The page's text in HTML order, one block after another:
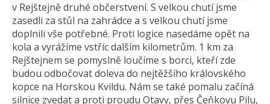
v Rejštejně druhé občerstvení. S velkou chutí jsme
zasedli za stůl na zahrádce a s velkou chutí jsme
doplnili vše potřebné. Proti logice nasedáme opět na
kola a vyrážíme vstříc dalším kilometrům. 1 km za
Rejštejnem se pomyslně loučíme s borci, kteří zde
budou odbočovat doleva do nejtěžšího královského
kopce na Horskou Kvildu. Nám se také pomalu začíná
silnice zvedat a proti proudu Otavy, přes Čeňkovu Pilu,